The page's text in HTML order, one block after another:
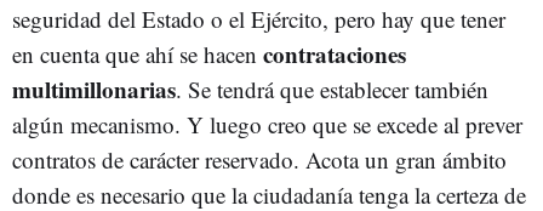
seguridad del Estado o el Ejército, pero hay que tener
en cuenta que ahí se hacen contrataciones
multimillonarias. Se tendrá que establecer también
algún mecanismo. Y luego creo que se excede al prever
contratos de carácter reservado. Acota un gran ámbito
donde es necesario que la ciudadanía tenga la certeza de